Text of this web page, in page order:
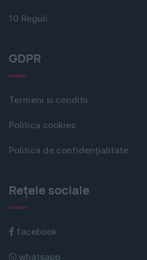
10 Reguli
GDPR
Termeni si conditii
Politica cookies
Politica de confidențialitate
Rețele sociale
facebook
whatsapp